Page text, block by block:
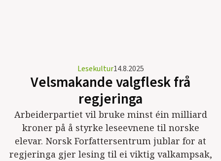
Lesekultur14.8.2025
Velsmakande valgflesk frå
regjeringa
Arbeiderpartiet vil bruke minst éin milliard
kroner på å styrke leseevnene til norske
elevar. Norsk Forfattersentrum jublar for at
regjeringa gjer lesing til ei viktig valkampsak,